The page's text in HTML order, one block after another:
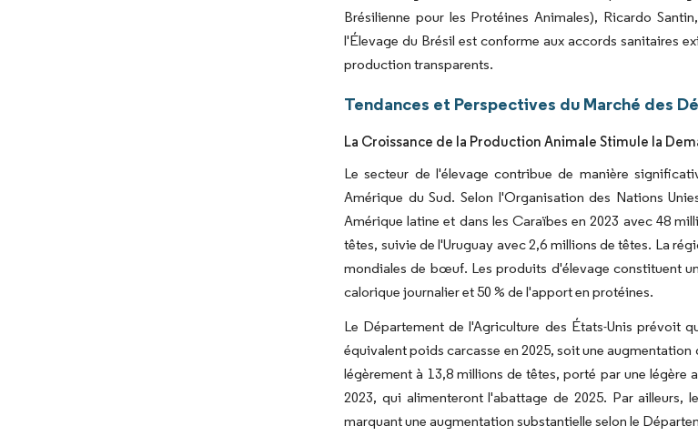
Brésilienne pour les Protéines Animales), Ricardo
l'Élevage du Brésil est conforme aux accords sanitaires
production transparents.
Tendances et Perspectives du Marché des
La Croissance de la Production Animale Stimule la
Le secteur de l'élevage contribue de manière
Amérique du Sud. Selon l'Organisation des Nations
Amérique latine et dans les Caraïbes en 2023 avec 48
têtes, suivie de l'Uruguay avec 2,6 millions de têtes. La
mondiales de bœuf. Les produits d'élevage constituent
calorique journalier et 50 % de l'apport en protéines.
Le Département de l'Agriculture des États-Unis prévoit
équivalent poids carcasse en 2025, soit une
légèrement à 13,8 millions de têtes, porté par une
2023, qui alimenteront l'abattage de 2025. Par
marquant une augmentation substantielle selon le